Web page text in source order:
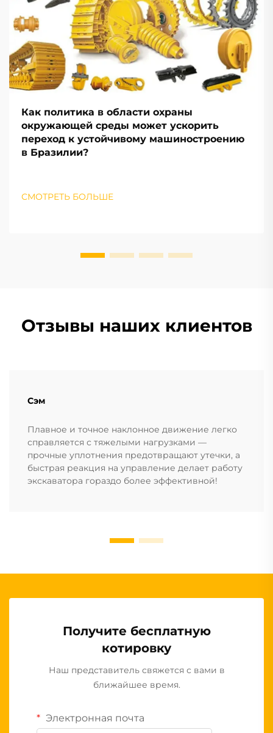
Как политика в области охраны
окружающей среды может ускорить
переход к устойчивому машиностроению
в Бразилии?
СМОТРЕТЬ БОЛЬШЕ
Отзывы наших клиентов
Сэм
Плавное и точное наклонное движение легко
справляется с тяжелыми нагрузками —
прочные уплотнения предотвращают утечки, а
быстрая реакция на управление делает работу
экскаватора гораздо более эффективной!
Получите бесплатную
котировку
Наш представитель свяжется с вами в
ближайшее время.
Электронная почта